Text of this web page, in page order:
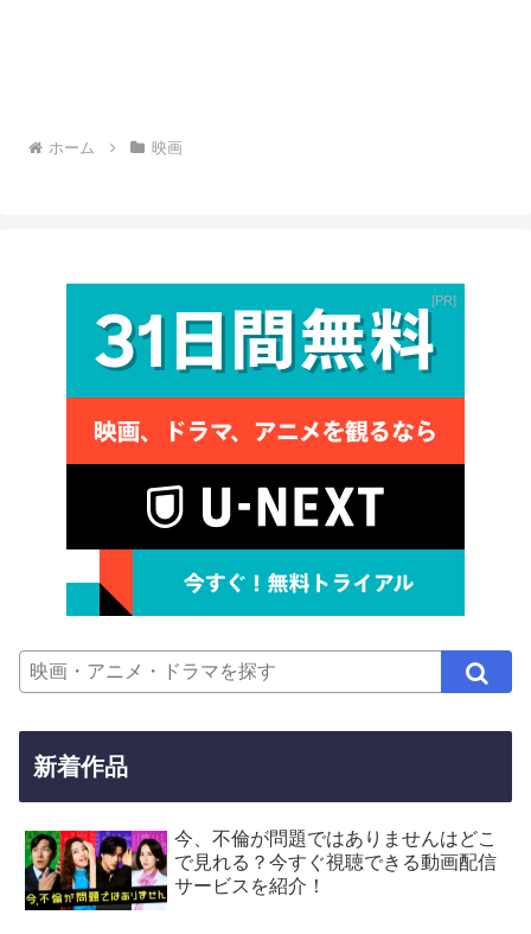
ホーム 映画
PR
新着作品
今、不倫が問題ではありませんはどこ
で見れる？今すぐ視聴できる動画配信
サービスを紹介！